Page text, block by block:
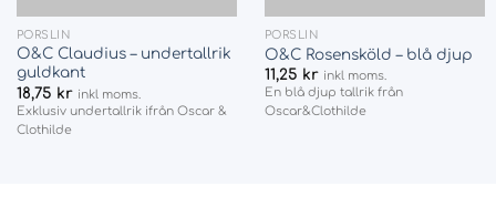
PORSLIN
O&C Claudius – undertallrik
guldkant
18,75 kr inkl moms.
Exklusiv undertallrik ifrån Oscar &
Clothilde
PORSLIN
O&C Rosensköld – blå djup
11,25 kr inkl moms.
En blå djup tallrik från
Oscar&Clothilde